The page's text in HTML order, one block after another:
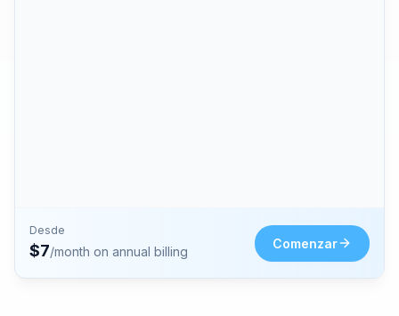
Desde
$7/month on annual billing
Comenzar